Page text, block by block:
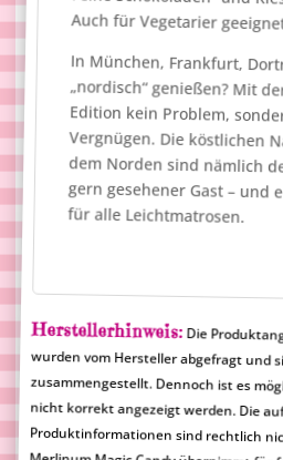
Auch für Vegetarier
In München, Frankfurt,
„nordisch“ genießen? Mit
Edition kein Problem,
Vergnügen. Die köstlichen
dem Norden sind nämlich
gern gesehener Gast – und ein
für alle Leichtmatrosen.
Herstellerhinweis:Die
wurden vom
zusammengestellt.
nicht korrekt
Merlinum Magic